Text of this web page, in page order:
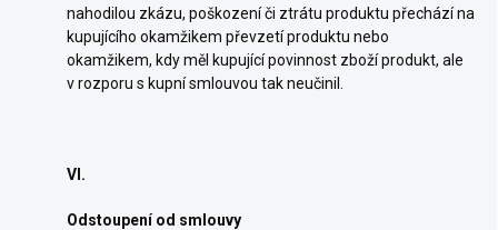
nahodilou zkázu, poškození či ztrátu produktu přechází na
kupujícího okamžikem převzetí produktu nebo
okamžikem, kdy měl kupující povinnost zboží produkt, ale
v rozporu s kupní smlouvou tak neučinil.
VI.
Odstoupení od smlouvy